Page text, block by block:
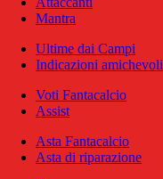
Mantra
Ultime dai Campi
Indicazioni amichevoli
Voti Fantacalcio
Assist
Asta Fantacalcio
Asta di riparazione